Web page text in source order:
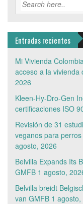
Entradas recientes
Mi Vivienda
acceso a la vivienda
2026
Kleen-Hy-Dro-Gen
certificaciones ISO
Revisión de 31
veganos para
agosto, 2026
Belvilla Expands Its
GMFB 1 agosto,
Belvilla breidt
van GMFB 1 agosto,